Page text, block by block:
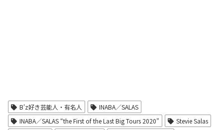
B'z好き芸能人・有名人
INABA／SALAS
INABA／SALAS “the First of the Last Big Tours 2020”
Stevie Salas